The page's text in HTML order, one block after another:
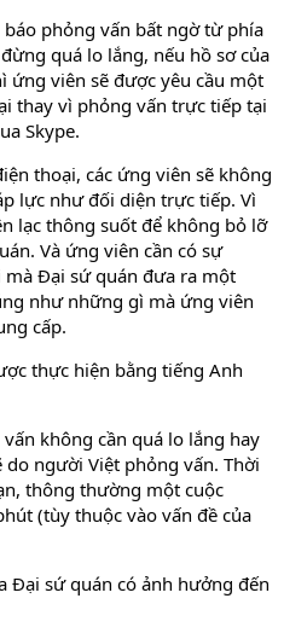
phỏng vấn bất ngờ từ phía
quá lo lắng, nếu hồ sơ của
ứng viên sẽ được yêu cầu một
thay vì phỏng vấn trực tiếp tại
Skype.
thoại, các ứng viên sẽ không
lực như đối diện trực tiếp. Vì
lạc thông suốt để không bỏ lỡ
Và ứng viên cần có sự
mà Đại sứ quán đưa ra một
như những gì mà ứng viên
cấp.
thực hiện bằng tiếng Anh
không cần quá lo lắng hay
người Việt phỏng vấn. Thời
thông thường một cuộc
(tùy thuộc vào vấn đề của
Đại sứ quán có ảnh hưởng đến